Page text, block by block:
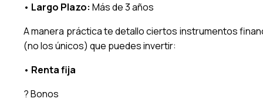
• Largo Plazo: Más de 3 años
A manera práctica te detallo ciertos instrumentos
(no los únicos) que puedes invertir:
• Renta fija
? Bonos